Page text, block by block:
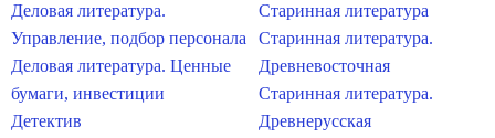
Деловая литература.
Управление, подбор персонала
Деловая литература. Ценные
бумаги, инвестиции
Детектив
Старинная литература
Старинная литература.
Древневосточная
Старинная литература.
Древнерусская